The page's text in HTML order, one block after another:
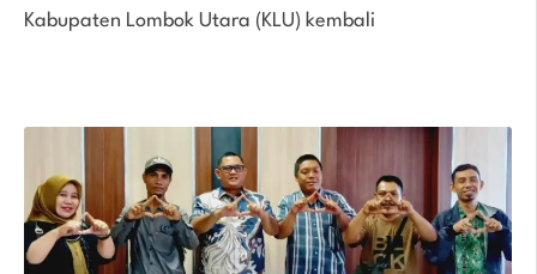
Kabupaten Lombok Utara (KLU) kembali